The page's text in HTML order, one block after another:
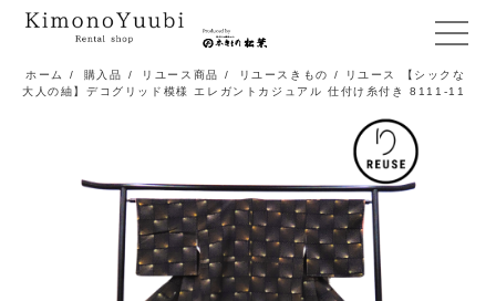
メ
ニ
ュ
ホーム / 購入品 / リユース商品 / リユースきもの
/ リユース 【シックな
大人の紬】デコグリッド模様 エレガントカジュアル 仕付け糸付き 8111-11